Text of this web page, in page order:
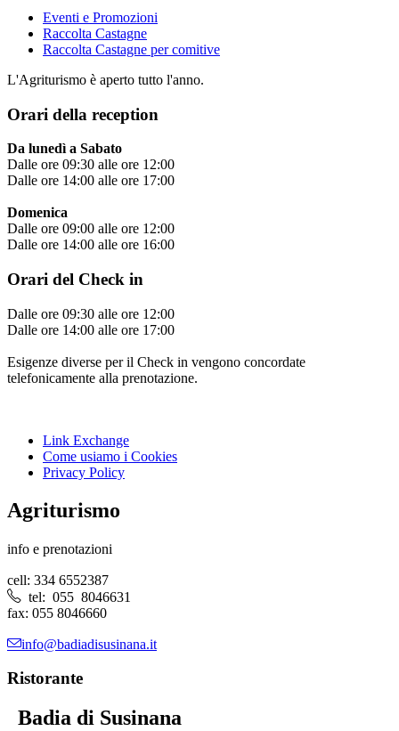
Eventi e Promozioni
Raccolta Castagne
Raccolta Castagne per comitive
L'Agriturismo è aperto tutto l'anno.
Orari della reception
Da lunedì a Sabato
Dalle ore 09:30 alle ore 12:00
Dalle ore 14:00 alle ore 17:00
Domenica
Dalle ore 09:00 alle ore 12:00
Dalle ore 14:00 alle ore 16:00
Orari del Check in
Dalle ore 09:30 alle ore 12:00
Dalle ore 14:00 alle ore 17:00
Esigenze diverse per il Check in vengono concordate
telefonicamente alla prenotazione.
Link Exchange
Come usiamo i Cookies
Privacy Policy
Agriturismo
info e prenotazioni
cell: 334 6552387
tel: 055 8046631
fax: 055 8046660
info@badiadisusinana.it
Ristorante
Badia di Susinana